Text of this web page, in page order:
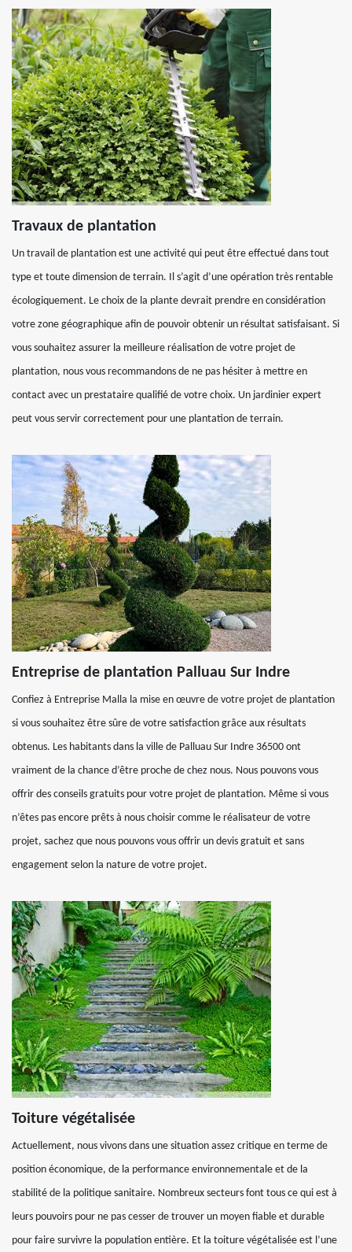
Travaux de plantation
Un travail de plantation est une activité qui peut être effectué dans tout
type et toute dimension de terrain. Il s’agit d’une opération très rentable
écologiquement. Le choix de la plante devrait prendre en considération
votre zone géographique afin de pouvoir obtenir un résultat satisfaisant. Si
vous souhaitez assurer la meilleure réalisation de votre projet de
plantation, nous vous recommandons de ne pas hésiter à mettre en
contact avec un prestataire qualifié de votre choix. Un jardinier expert
peut vous servir correctement pour une plantation de terrain.
Entreprise de plantation Palluau Sur Indre
Confiez à Entreprise Malla la mise en œuvre de votre projet de plantation
si vous souhaitez être sûre de votre satisfaction grâce aux résultats
obtenus. Les habitants dans la ville de Palluau Sur Indre 36500 ont
vraiment de la chance d’être proche de chez nous. Nous pouvons vous
offrir des conseils gratuits pour votre projet de plantation. Même si vous
n’êtes pas encore prêts à nous choisir comme le réalisateur de votre
projet, sachez que nous pouvons vous offrir un devis gratuit et sans
engagement selon la nature de votre projet.
Toiture végétalisée
Actuellement, nous vivons dans une situation assez critique en terme de
position économique, de la performance environnementale et de la
stabilité de la politique sanitaire. Nombreux secteurs font tous ce qui est à
leurs pouvoirs pour ne pas cesser de trouver un moyen fiable et durable
pour faire survivre la population entière. Et la toiture végétalisée est l’une